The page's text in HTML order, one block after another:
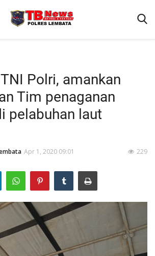
Polri, amankan
Tim penaganan
pelabuhan laut
Apr 1, 2020 09:01 229